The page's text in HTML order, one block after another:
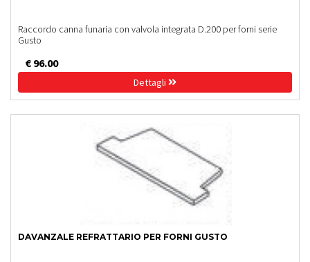
Raccordo canna funaria con valvola integrata D.200 per forni serie
Gusto
€ 96.00
Dettagli
DAVANZALE REFRATTARIO PER FORNI GUSTO